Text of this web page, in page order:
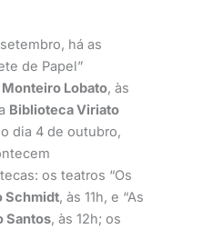
há as
de Papel”
Lobato, às
Biblioteca Viriato
dia 4 de outubro,
os teatros “Os
Schmidt, às 11h, e “As
Santos, às 12h; os